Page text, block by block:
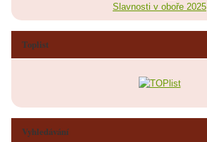
Slavnosti v oboře 2025
Toplist
Vyhledávání